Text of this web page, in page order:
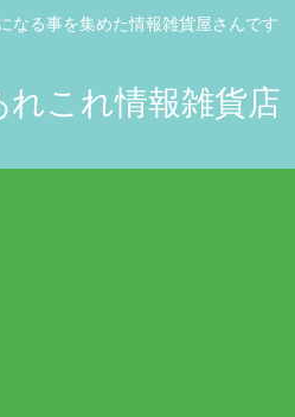
なる事を集めた情報雑貨屋さんです
れこれ情報雑貨店